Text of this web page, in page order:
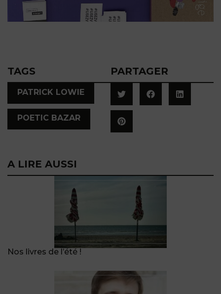
TAGS
PATRICK LOWIE
POETIC BAZAR
PARTAGER
A LIRE AUSSI
Nos livres de l’été !